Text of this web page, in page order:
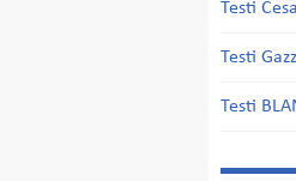
Testi
Testi
Testi